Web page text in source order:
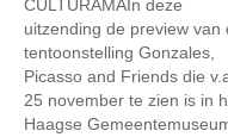
CULTURAMAIn deze
uitzending de preview van
tentoonstelling Gonzales,
Picasso and Friends die
25 november te zien is in
Haagse